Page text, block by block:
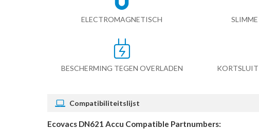
ELECTROMAGNETISCH
BESCHERMING TEGEN OVERLADEN
Compatibiliteitslijst
Ecovacs DN621 Accu Compatible Partnumbers: